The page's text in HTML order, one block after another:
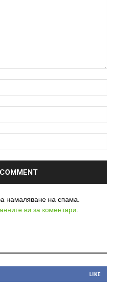
намаляване на спама.
ви за коментари
LIKE